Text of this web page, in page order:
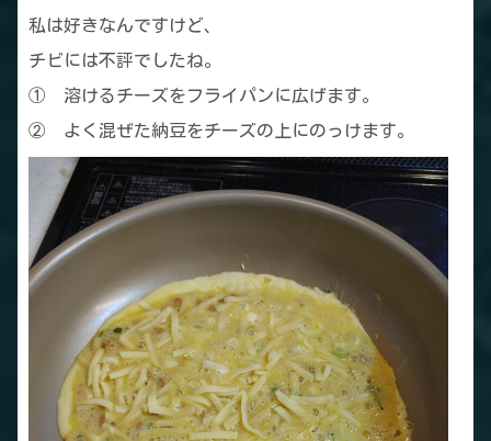
私は好きなんですけど、
チビには不評でしたね。
① 溶けるチーズをフライパンに広げます。
② よく混ぜた納豆をチーズの上にのっけます。